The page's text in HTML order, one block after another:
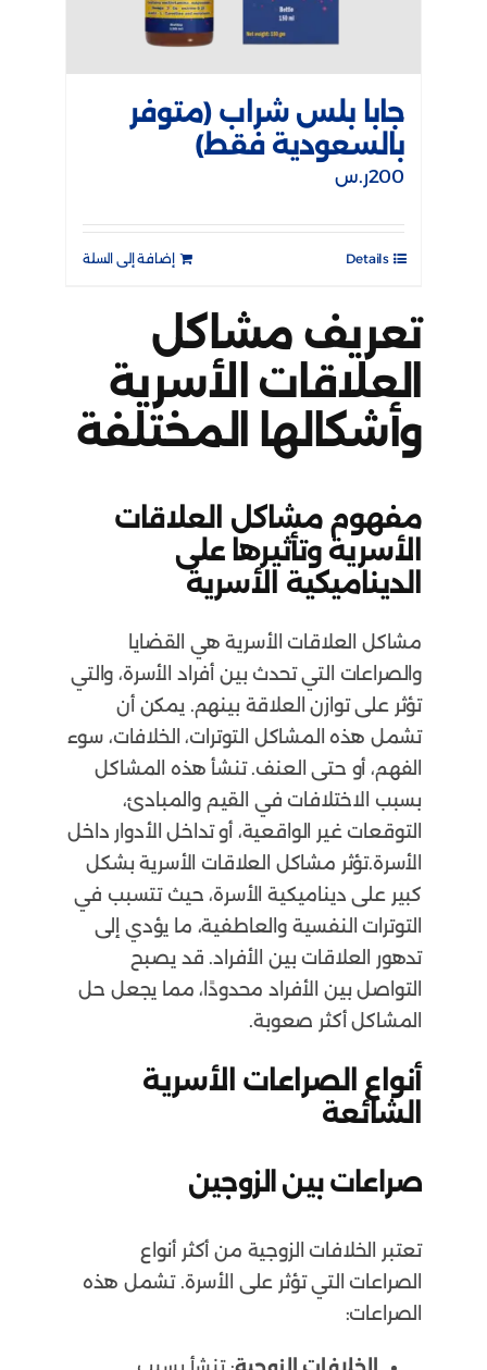
جابا بلس شراب (متوفر
بالسعودية فقط)
200ر.س
إضافة إلى السلة Details
تعريف مشاكل
العلاقات الأسرية
وأشكالها المختلفة
مفهوم مشاكل العلاقات
الأسرية وتأثيرها على
الديناميكية الأسرية
مشاكل العلاقات الأسرية هي القضايا
والصراعات التي تحدث بين أفراد الأسرة، والتي
تؤثر على توازن العلاقة بينهم. يمكن أن
تشمل هذه المشاكل التوترات، الخلافات، سوء
الفهم، أو حتى العنف. تنشأ هذه المشاكل
بسبب الاختلافات في القيم والمبادئ،
التوقعات غير الواقعية، أو تداخل الأدوار داخل
الأسرة.تؤثر مشاكل العلاقات الأسرية بشكل
كبير على ديناميكية الأسرة، حيث تتسبب في
التوترات النفسية والعاطفية، ما يؤدي إلى
تدهور العلاقات بين الأفراد. قد يصبح
التواصل بين الأفراد محدودًا، مما يجعل حل
المشاكل أكثر صعوبة.
أنواع الصراعات الأسرية
الشائعة
صراعات بين الزوجين
تعتبر الخلافات الزوجية من أكثر أنواع
الصراعات التي تؤثر على الأسرة. تشمل هذه
الصراعات: